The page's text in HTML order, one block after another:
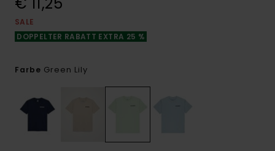
SALE
DOPPELTER RABATT EXTRA 25 %
Farbe Green Lily